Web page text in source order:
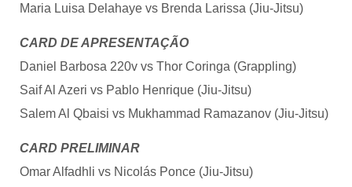
Maria Luisa Delahaye vs Brenda Larissa (Jiu-Jitsu)
CARD DE APRESENTAÇÃO
Daniel Barbosa 220v vs Thor Coringa (Grappling)
Saif Al Azeri vs Pablo Henrique (Jiu-Jitsu)
Salem Al Qbaisi vs Mukhammad Ramazanov (Jiu-Jitsu)
CARD PRELIMINAR
Omar Alfadhli vs Nicolás Ponce (Jiu-Jitsu)